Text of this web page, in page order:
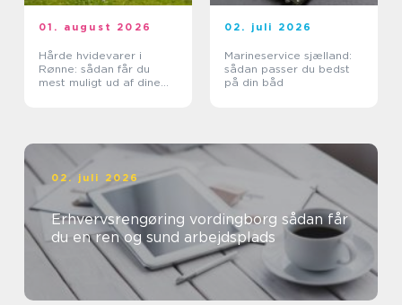
01. august 2026
Hårde hvidevarer i
Rønne: sådan får du
mest muligt ud af dine
02. juli 2026
Marineservice sjælland:
sådan passer du bedst
på din båd
02. juli 2026
Erhvervsrengøring vordingborg sådan får
du en ren og sund arbejdsplads